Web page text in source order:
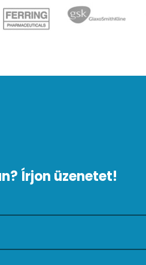
Írjon üzenetet!